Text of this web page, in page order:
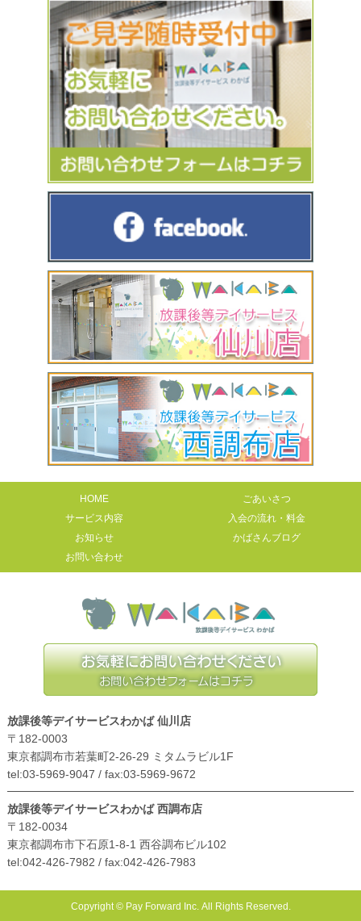
HOME
ごあいさつ
サービス内容
入会の流れ・料金
お知らせ
かばさんブログ
お問い合わせ
放課後等デイサービスわかば 仙川店
〒182-0003
東京都調布市若葉町2-26-29 ミタムラビル1F
tel:03-5969-9047 / fax:03-5969-9672
放課後等デイサービスわかば 西調布店
〒182-0034
東京都調布市下石原1-8-1 西谷調布ビル102
tel:042-426-7982 / fax:042-426-7983
Copyright © Pay Forward Inc. All Rights Reserved.